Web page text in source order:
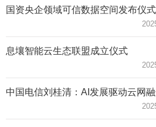
国资央企领域可信数据空间发布仪式
息壤智能云生态联盟成立仪式
中国电信刘桂清：AI发展驱动云网